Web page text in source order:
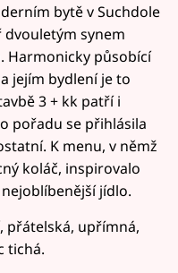
bytě v Suchdole
dvouletým synem
Harmonicky působící
jejím bydlení je to
3 + kk patří i
pořadu se přihlásila
K menu, v němž
koláč, inspirovalo
jídlo.
přátelská, upřímná,
tichá.